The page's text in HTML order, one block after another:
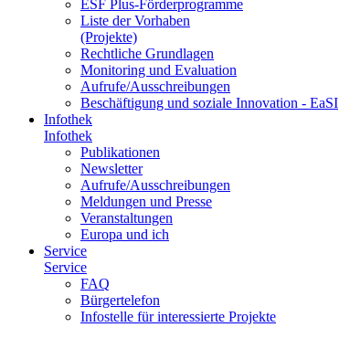
ESF Plus-För­der­pro­gram­me
Lis­te der Vor­ha­ben
(Pro­jek­te)
Recht­li­che Grund­la­gen
Mo­ni­to­ring und Eva­lua­ti­on
Auf­ru­fe/Aus­schrei­bun­gen
Be­schäf­ti­gung und so­zia­le In­no­va­ti­on - Ea­SI
In­fo­thek
In­fo­thek
Pu­bli­ka­tio­nen
Newslet­ter
Auf­ru­fe/Aus­schrei­bun­gen
Mel­dun­gen und Pres­se
Ver­an­stal­tun­gen
Eu­ro­pa und ich
Ser­vice
Ser­vice
FAQ
Bür­ger­te­le­fon
In­fo­stel­le für in­ter­es­sier­te Pro­jek­te